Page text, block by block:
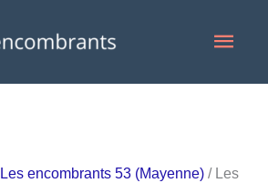
Les encombrants 53 (Mayenne) / Les